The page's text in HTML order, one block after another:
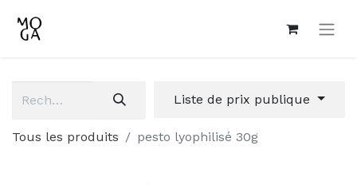
Liste de prix publique
Tous les produits pesto lyophilisé 30g